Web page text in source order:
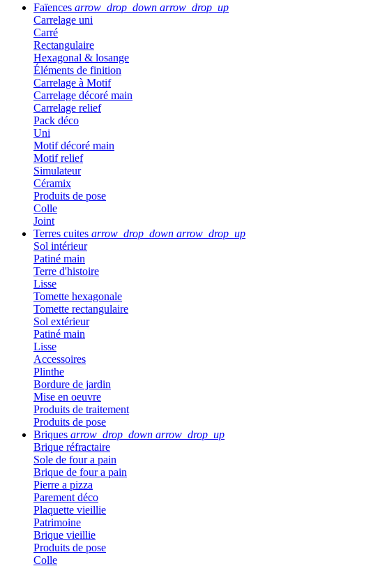
Faïences arrow_drop_down arrow_drop_up
Carrelage uni
Carré
Rectangulaire
Hexagonal & losange
Éléments de finition
Carrelage à Motif
Carrelage décoré main
Carrelage relief
Pack déco
Uni
Motif décoré main
Motif relief
Simulateur
Céramix
Produits de pose
Colle
Joint
Terres cuites arrow_drop_down arrow_drop_up
Sol intérieur
Patiné main
Terre d'histoire
Lisse
Tomette hexagonale
Tomette rectangulaire
Sol extérieur
Patiné main
Lisse
Accessoires
Plinthe
Bordure de jardin
Mise en oeuvre
Produits de traitement
Produits de pose
Briques arrow_drop_down arrow_drop_up
Brique réfractaire
Sole de four a pain
Brique de four a pain
Pierre a pizza
Parement déco
Plaquette vieillie
Patrimoine
Brique vieillie
Produits de pose
Colle